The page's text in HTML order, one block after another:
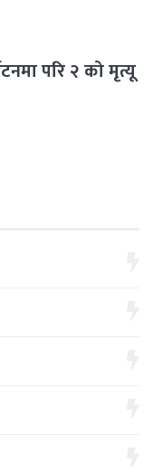
परि २ को मृत्यू